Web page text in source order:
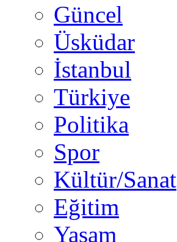
Güncel
Üsküdar
İstanbul
Türkiye
Politika
Spor
Kültür/Sanat
Eğitim
Yaşam